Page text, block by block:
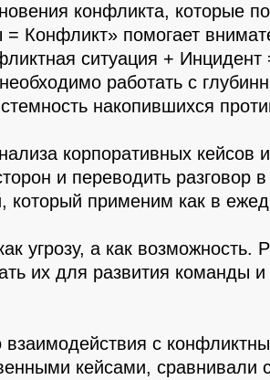
конфликта, которые
Конфликт» помогает
ситуация +
работать с
накопившихся
корпоративных
и переводить разговор
применим как в
угрозу, а как возможность.
их для развития
с
кейсами,